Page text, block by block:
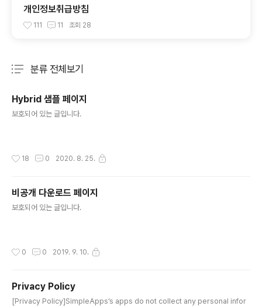
개인정보취급방침
111 11 조회 28
분류 전체보기
Hybrid 샘플 페이지
보호되어 있는 글입니다.
18 0 2020. 8. 25.
비공개 다운로드 페이지
보호되어 있는 글입니다.
0 0 2019. 9. 10.
Privacy Policy
[Privacy Policy]SimpleApps’s apps do not collect any personal infor